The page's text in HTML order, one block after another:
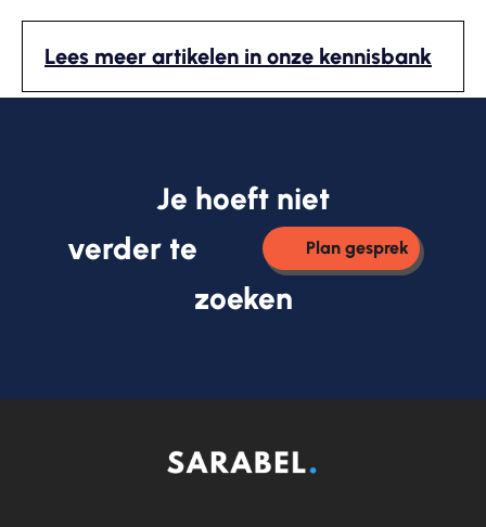
Lees meer artikelen in onze kennisbank
Je hoeft niet
verder te
Plan gesprek
zoeken